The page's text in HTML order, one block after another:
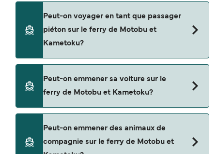
notre page d'offres pour consulter les dernières
promotions disponibles.
Peut-on voyager en tant que passager
piéton sur le ferry de Motobu et
Kametoku?
piéton de Motobu à Kametoku avec
Peut-on emmener sa voiture sur le
ferry de Motobu et Kametoku?
ferry entre Motobu et Kametoku.
Peut-on emmener des animaux de
compagnie sur le ferry de Motobu et